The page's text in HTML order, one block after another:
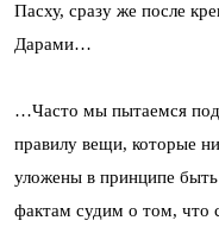
Пасху, сразу же после
Дарами…
…Часто мы пытаемся
правилу вещи, которые
уложены в принципе
фактам судим о том, что